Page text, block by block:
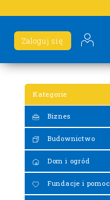
Zaloguj się
Kategorie
Biznes
Budownictwo
Dom i ogród
Fundacje i pomoc